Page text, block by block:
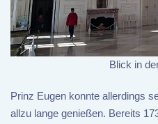
Blick in
Prinz Eugen konnte allerdings
allzu lange genießen. Bereits